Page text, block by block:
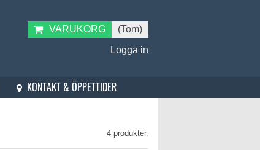
VARUKORG
(Tom)
Logga in
KONTAKT & ÖPPETTIDER
4 produkter.